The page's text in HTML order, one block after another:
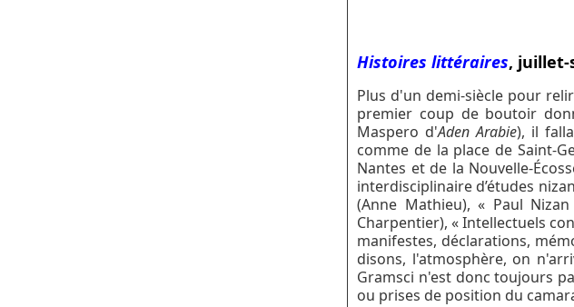
Histoires littéraires, juillet-
Plus d'un demi-siècle pour
premier coup de boutoir
Maspero d'Aden Arabie), il
comme de la place de Saint-
Nantes et de la Nouvelle-
interdisciplinaire d’études
(Anne Mathieu), « Paul
Charpentier), « Intellectuels
manifestes, déclarations,
disons, l'atmosphère, on
Gramsci n'est donc toujours
ou prises de position du